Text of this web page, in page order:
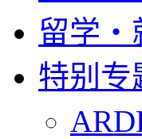
留学・
特别专